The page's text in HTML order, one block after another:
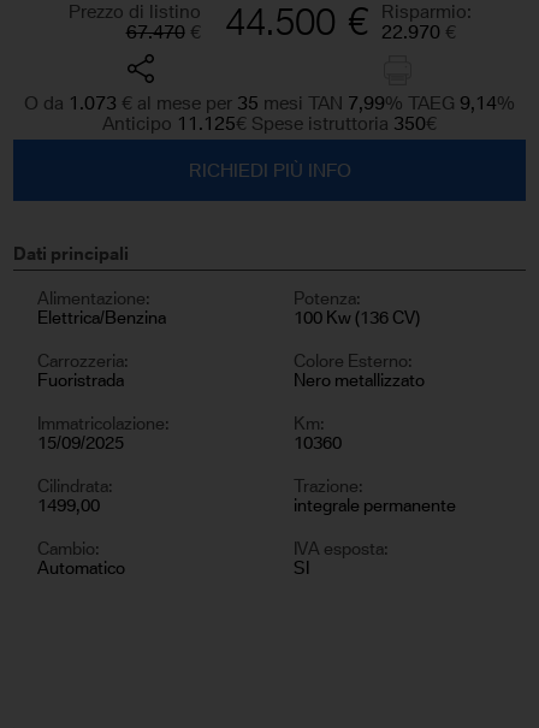
Prezzo di listino
67.470 € 44.500 €
Risparmio:
22.970 €
O da 1.073 € al mese per 35 mesi TAN 7,99% TAEG 9,14%
Anticipo 11.125€ Spese istruttoria 350€
RICHIEDI PIÙ INFO
Dati principali
Alimentazione:
Elettrica/Benzina
Potenza:
100 Kw (136 CV)
Carrozzeria:
Fuoristrada
Colore Esterno:
Nero metallizzato
Immatricolazione:
15/09/2025
Km:
10360
Cilindrata:
1499,00
Trazione:
integrale permanente
Cambio:
Automatico
IVA esposta:
SI